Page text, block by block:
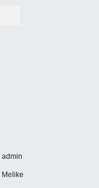
admin
Melike